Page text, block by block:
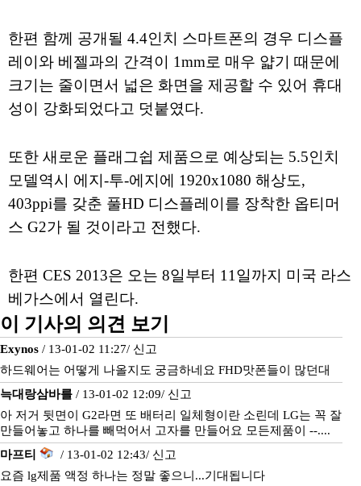
한편 함께 공개될 4.4인치 스마트폰의 경우 디스플
레이와 베젤과의 간격이 1mm로 매우 얇기 때문에
크기는 줄이면서 넓은 화면을 제공할 수 있어 휴대
성이 강화되었다고 덧붙였다.
또한 새로운 플래그쉽 제품으로 예상되는 5.5인치
모델역시 에지-투-에지에 1920x1080 해상도,
403ppi를 갖춘 풀HD 디스플레이를 장착한 옵티머
스 G2가 될 것이라고 전했다.
한편 CES 2013은 오는 8일부터 11일까지 미국 라스
베가스에서 열린다.
이 기사의 의견 보기
Exynos / 13-01-02 11:27/ 신고
하드웨어는 어떻게 나올지도 궁금하네요 FHD맛폰들이 많던대
늑대랑삼바를 / 13-01-02 12:09/ 신고
아 저거 뒷면이 G2라면 또 배터리 일체형이란 소린데 LG는 꼭 잘
만들어놓고 하나를 빼먹어서 고자를 만들어요 모든제품이 --....
마프티
/ 13-01-02 12:43/ 신고
요즘 lg제품 액정 하나는 정말 좋으니...기대됩니다